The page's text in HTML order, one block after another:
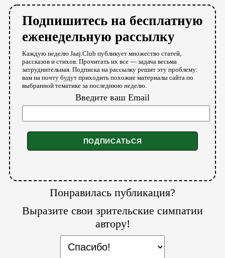
Подпишитесь на бесплатную
еженедельную рассылку
Каждую неделю Jaaj.Club публикует множество статей,
рассказов и стихов. Прочитать их все — задача весьма
затруднительная. Подписка на рассылку решит эту проблему:
вам на почту будут приходить похожие материалы сайта по
выбранной тематике за последнюю неделю.
Введите ваш Email
Понравилась публикация?
Выразите свои зрительские симпатии
автору!